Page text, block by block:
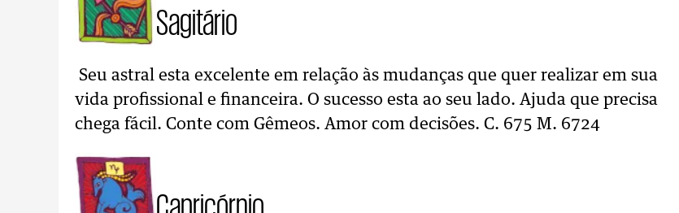
Sagitário
Seu astral esta excelente em relação às mudanças que quer realizar em sua
vida profissional e financeira. O sucesso esta ao seu lado. Ajuda que precisa
chega fácil. Conte com Gêmeos. Amor com decisões. C. 675 M. 6724
Capricórnio